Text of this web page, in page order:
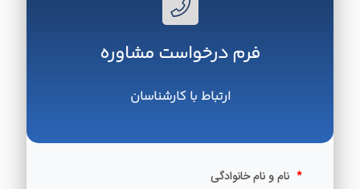
فرم درخواست مشاوره
ارتباط با کارشناسان